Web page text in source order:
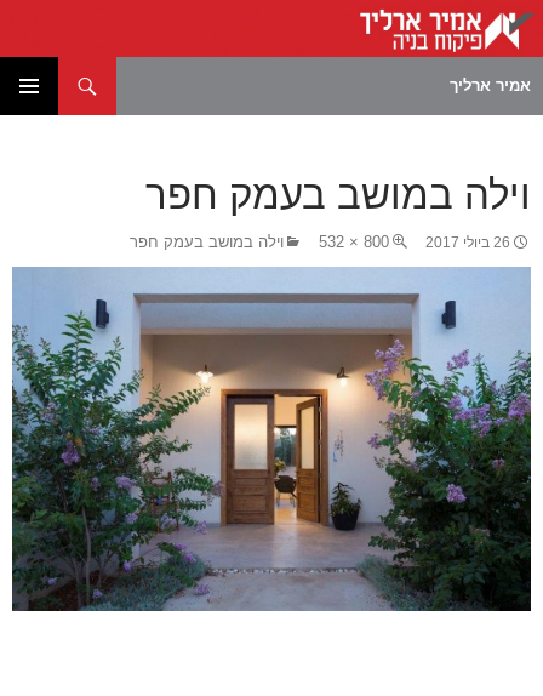
אמיר ארליך
וילה במושב בעמק חפר
26 ביולי 2017 800 × 532 וילה במושב בעמק חפר